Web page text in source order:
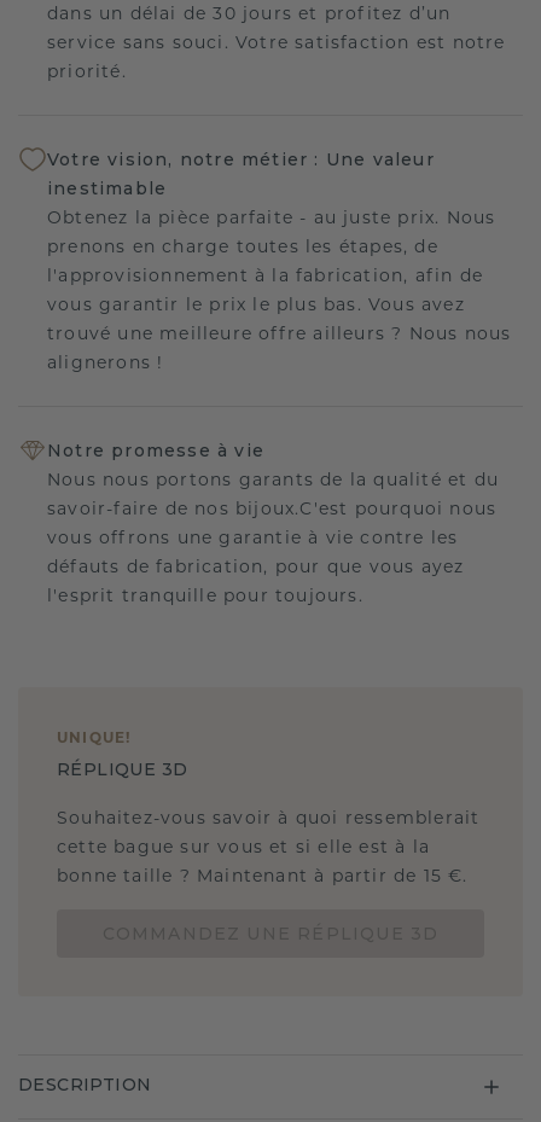
dans un délai de 30 jours et profitez d’un
service sans souci. Votre satisfaction est notre
priorité.
Votre vision, notre métier : Une valeur
inestimable
Obtenez la pièce parfaite - au juste prix. Nous
prenons en charge toutes les étapes, de
l'approvisionnement à la fabrication, afin de
vous garantir le prix le plus bas. Vous avez
trouvé une meilleure offre ailleurs ? Nous nous
alignerons !
Notre promesse à vie
Nous nous portons garants de la qualité et du
savoir-faire de nos bijoux.C'est pourquoi nous
vous offrons une garantie à vie contre les
défauts de fabrication, pour que vous ayez
l'esprit tranquille pour toujours.
UNIQUE !
RÉPLIQUE 3D
Souhaitez-vous savoir à quoi ressemblerait
cette bague sur vous et si elle est à la
bonne taille ? Maintenant à partir de 15 €.
DESCRIPTION